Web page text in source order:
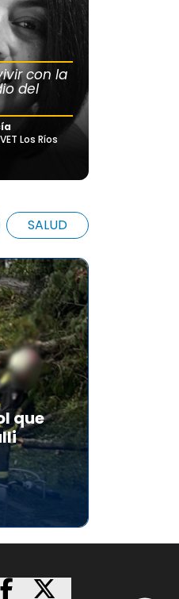
con la
del
Los Ríos
SALUD
que